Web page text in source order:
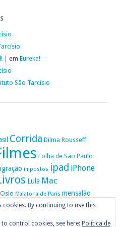
|
em Eureka!
São Tarcísio
Corrida Dilma Rousseff
Folha de São Paulo
impostos ipad iPhone
Lula Mac
Maratona de Paris mensalão
Noruega OAB OiOsloPolítica
cookies. By continuing to use this
control cookies, see here: Política de